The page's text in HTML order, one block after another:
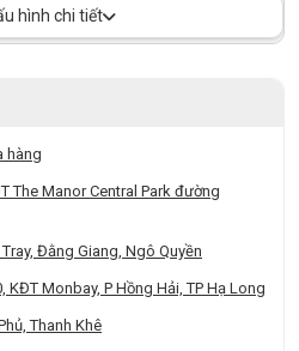
hình chi tiết
hàng
The Manor Central Park đường
Đằng Giang, Ngô Quyền
KĐT Monbay, P Hồng Hải, TP Hạ Long
Thanh Khê